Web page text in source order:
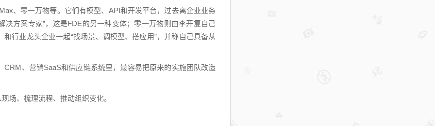
、零一万物等。它们有模型、API和开发平台，过去离企业业务
决方案专家”，这是FDE的另一种变体；零一万物则由李开复自己
行业龙头企业一起“找场景、调模型、搭应用”，并称自己具备从
、营销SaaS和供应链系统里，最容易把原来的实施团队改造
场、梳理流程、推动组织变化。